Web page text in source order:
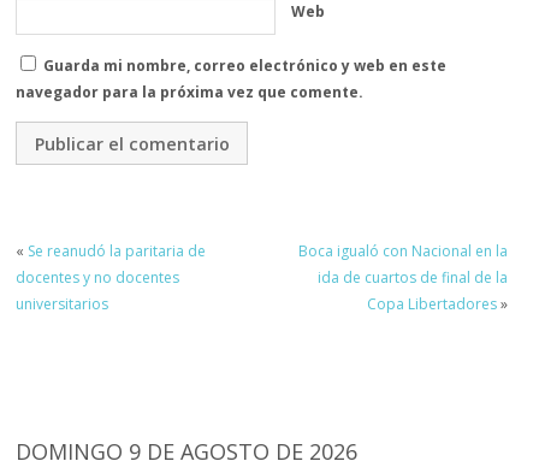
Web
Guarda mi nombre, correo electrónico y web en este
navegador para la próxima vez que comente.
« Se reanudó la paritaria de
docentes y no docentes
universitarios
Boca igualó con Nacional en la
ida de cuartos de final de la
Copa Libertadores»
DOMINGO 9 DE AGOSTO DE 2026